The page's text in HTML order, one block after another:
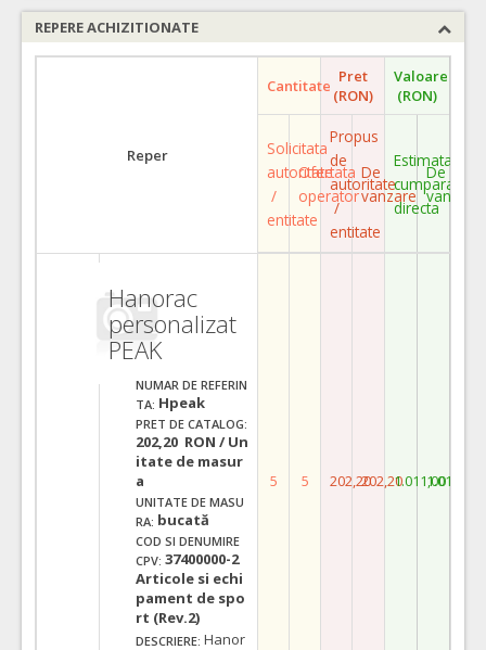
REPERE ACHIZITIONATE
Reper
Cantitate Pret
(RON)
Valoare
(RON)
Solicitata
autoritate
/
entitate
Ofertata
operator
Propus
de
autoritate
/
entitate
De
vanzare
Estimata
cumparare
directa
De
vanzare
Hanorac
personalizat
PEAK
NUMAR DE REFERIN
TA: Hpeak
PRET DE CATALOG:
202,20 RON / Un
itate de masur
a
UNITATE DE MASU
RA: bucată
COD SI DENUMIRE
CPV: 37400000-2
Articole si echi
pament de spo
rt (Rev.2)
DESCRIERE: Hanor
5 5 202,20202,201.011,001.011,00